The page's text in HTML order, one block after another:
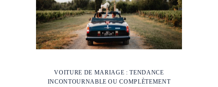
VOITURE DE MARIAGE : TENDANCE
INCONTOURNABLE OU COMPLÈTEMENT